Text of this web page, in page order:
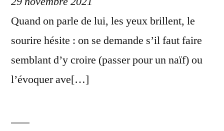
Quand on parle de lui, les yeux brillent, le
sourire hésite : on se demande s’il faut faire
semblant d’y croire (passer pour un naïf) ou
l’évoquer ave[…]